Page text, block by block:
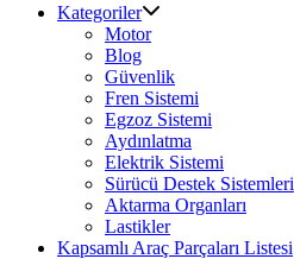
Kategoriler
Motor
Blog
Güvenlik
Fren Sistemi
Egzoz Sistemi
Aydınlatma
Elektrik Sistemi
Sürücü Destek Sistemleri
Aktarma Organları
Lastikler
Kapsamlı Araç Parçaları Listesi